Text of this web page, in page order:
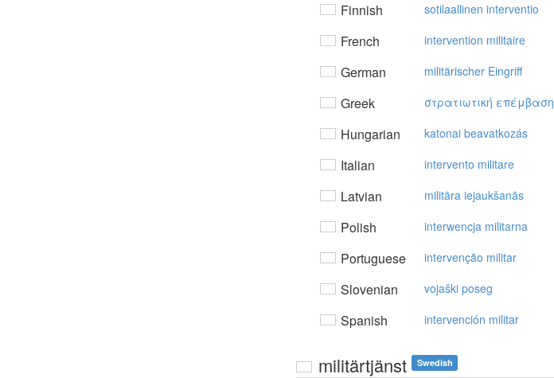
Finnish sotilaallinen interventio
French intervention militaire
German militärischer Eingriff
Greek στρατιωτική επέμβαση
Hungarian katonai beavatkozás
Italian intervento militare
Latvian militāra iejaukšanās
Polish interwencja militarna
Portuguese intervenção militar
Slovenian vojaški poseg
Spanish intervención militar
militärtjänst Swedish